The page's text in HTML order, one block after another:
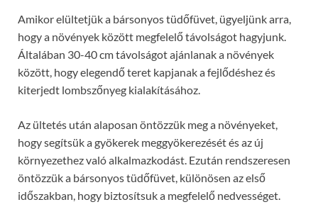
Amikor elültetjük a bársonyos tüdőfüvet, ügyeljünk arra,
hogy a növények között megfelelő távolságot hagyjunk.
Általában 30-40 cm távolságot ajánlanak a növények
között, hogy elegendő teret kapjanak a fejlődéshez és
kiterjedt lombszőnyeg kialakításához.
Az ültetés után alaposan öntözzük meg a növényeket,
hogy segítsük a gyökerek meggyökerezését és az új
környezethez való alkalmazkodást. Ezután rendszeresen
öntözzük a bársonyos tüdőfüvet, különösen az első
időszakban, hogy biztosítsuk a megfelelő nedvességet.